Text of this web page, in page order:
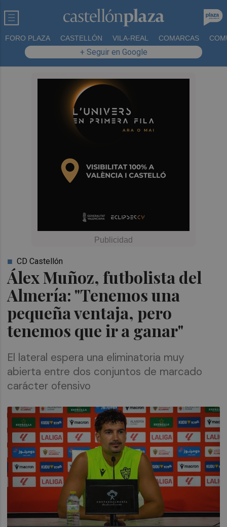
FORO PLAZA CASTELLÓN VILA-REAL COMARCAS
+ Seguir en Google
Álex Muñoz, futbolista del
Almería: "Tenemos una
pequeña ventaja, pero
tenemos que ir a ganar"
CD Castellón
El lateral espera una eliminatoria muy
abierta entre dos conjuntos de marcado
carácter ofensivo